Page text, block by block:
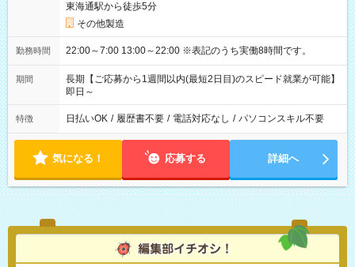
東海通駅から徒歩5分
その他製造
勤務時間 22:00～7:00 13:00～22:00 ※表記のうち実働8時間です。
期間
長期【ご応募から1週間以内(最短2日目)のスピード就業が可能】
即日～
特徴 日払いOK / 履歴書不要 / 電話対応なし / パソコンスキル不要
気になる！ 応募する 詳細へ